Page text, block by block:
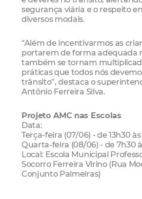
segurança viária e o respeito
diversos modais.
“Além de incentivarmos as
portarem de forma adequada
também se tornam
práticas que todos nós
trânsito”, destaca o
Antônio Ferreira Silva.
Projeto AMC nas Escolas
Data:
Terça-feira (07/06) - de 13h30 às
Quarta-feira (08/06) - de 7h30
Local: Escola Municipal
Socorro Ferreira Virino (Rua
Conjunto Palmeiras)